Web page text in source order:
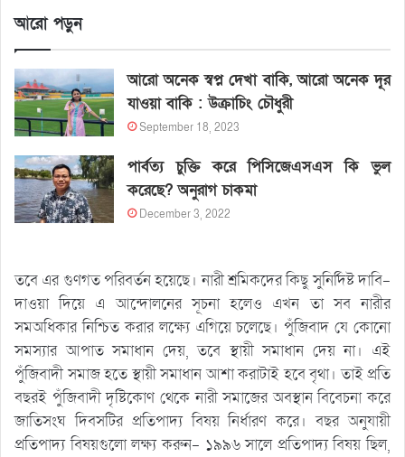
আরো পড়ুন
আরো অনেক স্বপ্ন দেখা বাকি, আরো অনেক দূর
যাওয়া বাকি : উক্রাচিং চৌধুরী
September 18, 2023
পার্বত্য চুক্তি করে পিসিজেএসএস কি ভুল
করেছে? অনুরাগ চাকমা
December 3, 2022
তবে এর গুণগত পরিবর্তন হয়েছে। নারী শ্রমিকদের কিছু সুনির্দিষ্ট দাবি-
দাওয়া দিয়ে এ আন্দোলনের সূচনা হলেও এখন তা সব নারীর
সমঅধিকার নিশ্চিত করার লক্ষ্যে এগিয়ে চলেছে। পুঁজিবাদ যে কোনো
সমস্যার আপাত সমাধান দেয়, তবে স্থায়ী সমাধান দেয় না। এই
পুঁজিবাদী সমাজ হতে স্থায়ী সমাধান আশা করাটাই হবে বৃথা। তাই প্রতি
বছরই পুঁজিবাদী দৃষ্টিকোণ থেকে নারী সমাজের অবস্থান বিবেচনা করে
জাতিসংঘ দিবসটির প্রতিপাদ্য বিষয় নির্ধারণ করে। বছর অনুযায়ী
প্রতিপাদ্য বিষয়গুলো লক্ষ্য করুন- ১৯৯৬ সালে প্রতিপাদ্য বিষয় ছিল,